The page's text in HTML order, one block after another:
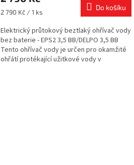
A
Měrná
2 790 Kč / 1 ks
Do košíku
Elektrický průtokový beztlaký ohřívač vody
bez baterie - EPS2 3,5 BB/DELPO 3,5 BB
Tento ohřívač vody je určen pro okamžité
ohřátí protékající užitkové vody v